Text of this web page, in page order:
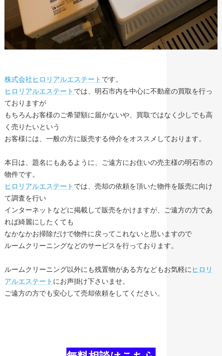
株式会社ヒロリアルエステートです。
ヒロリアルエステートでは、明石市内を中心に不動産の買取を行っ
ておりますが
もちろんお客様のご希望額に届かないや、買取ではなく少しでも高
く売りたいという
お客様には、一般の方に販売する仲介をオススメしております。
本日は、題名にもあるように、ご遠方にお住いの売主様の明石市の
物件です。
ヒロリアルエステートでは、売却の依頼を頂いた物件を販売に向け
て調査を行い
インターネットなどに掲載して販売をかけますが、ご遠方の方であ
れば綺麗にしたくても
なかなかお掃除だけで物件に戻ってこれないと思いますので
ルームクリーニングなどのサービスを行っております。
ルームクリーニング以外にも残置物がある方などもお気軽にヒロリ
アルエステートにお声掛け下さいませ。
ご遠方の方でも安心して売却依頼をしてください。